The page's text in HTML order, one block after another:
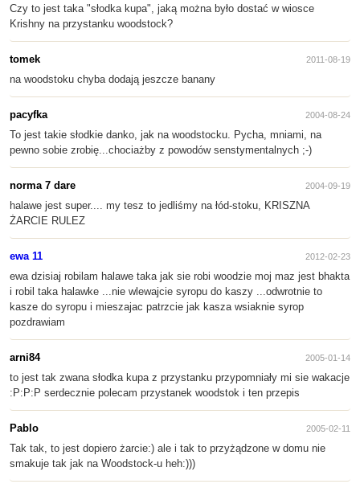
Czy to jest taka "słodka kupa", jaką można było dostać w wiosce
Krishny na przystanku woodstock?
tomek 2011-08-19
na woodstoku chyba dodają jeszcze banany
pacyfka 2004-08-24
To jest takie słodkie danko, jak na woodstocku. Pycha, mniami, na
pewno sobie zrobię...chociażby z powodów senstymentalnych ;-)
norma 7 dare 2004-09-19
halawe jest super.... my tesz to jedliśmy na łód-stoku, KRISZNA
ŻARCIE RULEZ
ewa 11 2012-02-23
ewa dzisiaj robilam halawe taka jak sie robi woodzie moj maz jest bhakta
i robil taka halawke ...nie wlewajcie syropu do kaszy ...odwrotnie to
kasze do syropu i mieszajac patrzcie jak kasza wsiaknie syrop
pozdrawiam
arni84 2005-01-14
to jest tak zwana słodka kupa z przystanku przypomniały mi sie wakacje
:P:P:P serdecznie polecam przystanek woodstok i ten przepis
Pablo 2005-02-11
Tak tak, to jest dopiero żarcie:) ale i tak to przyżądzone w domu nie
smakuje tak jak na Woodstock-u heh:)))